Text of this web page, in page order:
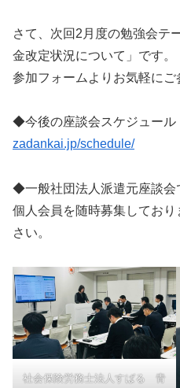
さて、次回2月度の勉強会テ
金改定状況について」です。
参加フォームよりお気軽にご
◆今後の座談会スケジュール
zadankai.jp/schedule/
◆一般社団法人派遣元座談会
個人会員を随時募集してお
さい。
社会保険労務士法人すばる 青